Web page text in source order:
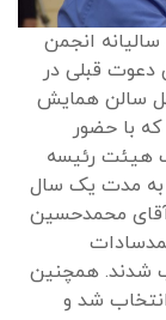
انجمن
دعوت قبلی در
مورخ ۲۳/۴/۱۴۰۱ در محل سالن همایش
که با حضور
هیئت رئیسه
به مدت یک سال
آقای محمدحسین
شدند. همچنین
شد و